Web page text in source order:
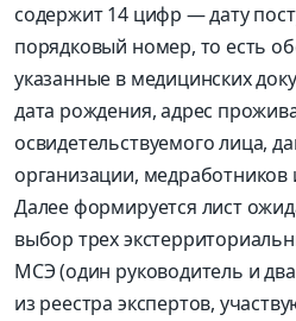
содержит 14 цифр — дату
порядковый номер, то есть
указанные в медицинских
дата рождения, адрес
освидетельствуемого лица,
организации, медработников
Далее формируется лист
выбор трех
МСЭ (один руководитель и
из реестра экспертов,